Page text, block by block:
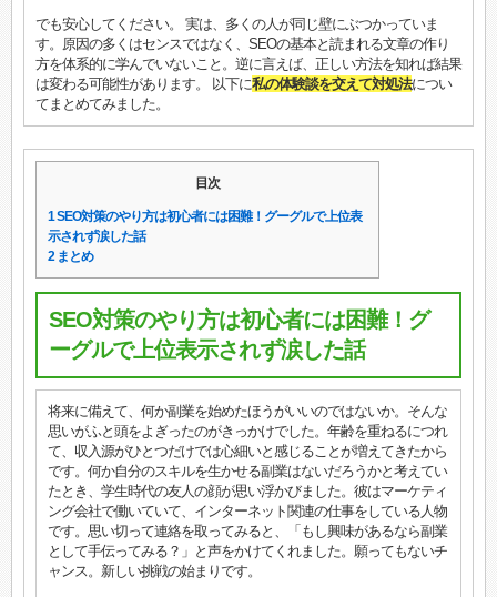
でも安心してください。 実は、多くの人が同じ壁にぶつかっていま
す。原因の多くはセンスではなく、SEOの基本と読まれる文章の作り
方を体系的に学んでいないこと。逆に言えば、正しい方法を知れば結果
は変わる可能性があります。 以下に私の体験談を交えて対処法につい
てまとめてみました。
目次
1SEO対策のやり方は初心者には困難！グーグルで上位表
示されず涙した話
2まとめ
SEO対策のやり方は初心者には困難！グ
ーグルで上位表示されず涙した話
将来に備えて、何か副業を始めたほうがいいのではないか。そんな
思いがふと頭をよぎったのがきっかけでした。年齢を重ねるにつれ
て、収入源がひとつだけでは心細いと感じることが増えてきたから
です。何か自分のスキルを生かせる副業はないだろうかと考えてい
たとき、学生時代の友人の顔が思い浮かびました。彼はマーケティ
ング会社で働いていて、インターネット関連の仕事をしている人物
です。思い切って連絡を取ってみると、「もし興味があるなら副業
として手伝ってみる？」と声をかけてくれました。願ってもないチ
ャンス。新しい挑戦の始まりです。